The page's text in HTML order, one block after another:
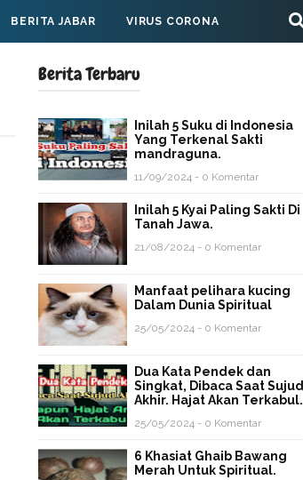
BERITA JABAR VIRUS CORONA
Berita Terbaru
Inilah 5 Suku di Indonesia
Yang Terkenal Sakti
mandraguna.
11/09/2024 - 0 Komentar
Inilah 5 Kyai Paling Sakti Di
Tanah Jawa.
21/08/2024 - 0 Komentar
Manfaat pelihara kucing
Dalam Dunia Spiritual
25/05/2024 - 0 Komentar
Dua Kata Pendek dan
Singkat, Dibaca Saat Sujud
Akhir. Hajat Akan Terkabul.
25/05/2024 - 0 Komentar
6 Khasiat Ghaib Bawang
Merah Untuk Spiritual.